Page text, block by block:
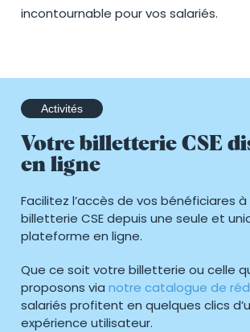
incontournable pour vos salariés.
Activités
Votre billetterie CSE
en ligne
Facilitez l’accès de vos bénéficiares
billetterie CSE depuis une seule et
plateforme en ligne.
Que ce soit votre billetterie ou celle
proposons via notre catalogue de
salariés profitent en quelques clics
expérience utilisateur.